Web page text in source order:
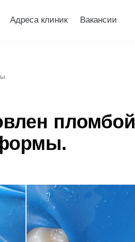
Адреса клиник Вакансии
пломбой